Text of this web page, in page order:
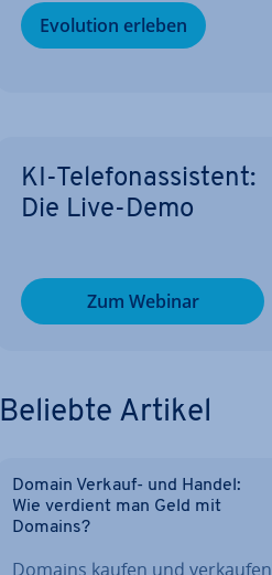
Evolution erleben
KI-Te­le­fon­as­sis­tent:
Die Live-Demo
Zum Webinar
Beliebte Artikel
Domain Verkauf- und Handel:
Wie verdient man Geld mit
Domains?
Domains kaufen und verkaufen